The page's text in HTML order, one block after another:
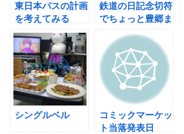
東日本パスの計画
を考えてみる
鉄道の日記念切符
でちょっと豊郷ま
シングルベル
コミックマーケッ
ト当落発表日